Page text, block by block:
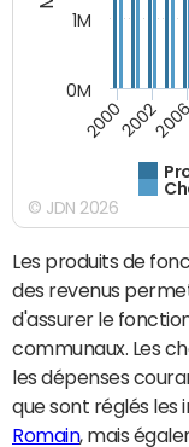
20002002
0M
1M
© JDN 2026
Les produits de
des revenus
d'assurer le
communaux. Les
les dépenses
que sont réglés les
Romain, mais